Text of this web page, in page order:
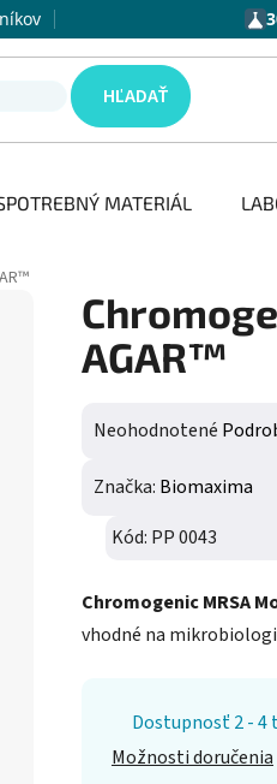
HĽADAŤ
MATERIÁL
AGAR™
Priemerné
Neohodnotené
Značka: Biomaxima
Kód: PP 0043
Chromogenic MRSA
vhodné na
Dostupnosť 2 - 4
Možnosti doručenia